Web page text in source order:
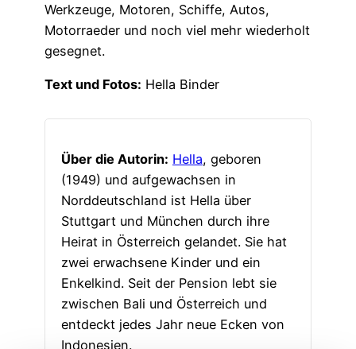
Werkzeuge, Motoren, Schiffe, Autos,
Motorraeder und noch viel mehr wiederholt
gesegnet.
Text und Fotos: Hella Binder
Über die Autorin: Hella, geboren
(1949) und aufgewachsen in
Norddeutschland ist Hella über
Stuttgart und München durch ihre
Heirat in Österreich gelandet. Sie hat
zwei erwachsene Kinder und ein
Enkelkind. Seit der Pension lebt sie
zwischen Bali und Österreich und
entdeckt jedes Jahr neue Ecken von
Indonesien.